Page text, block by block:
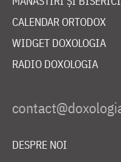
CALENDAR ORTODOX
WIDGET DOXOLOGIA
RADIO DOXOLOGIA
DESPRE NOI